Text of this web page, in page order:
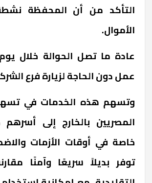
التأكد من أن المحفظة
الأموال.
عادة ما تصل الحوالة خلال
عمل دون الحاجة لزيارة فرع
وتسهم هذه الخدمات في
المصريين بالخارج إلى أسرهم
خاصة في أوقات الأزمات
توفر بديلاً سريعًا وآمنًا